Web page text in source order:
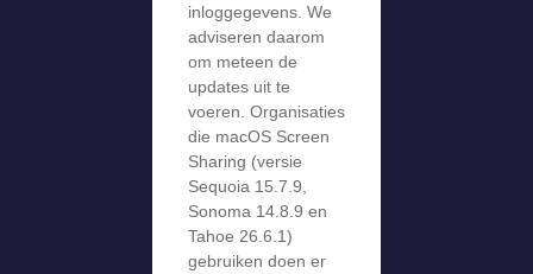
inloggegevens. We
adviseren daarom
om meteen de
updates uit te
voeren. Organisaties
die macOS Screen
Sharing (versie
Sequoia 15.7.9,
Sonoma 14.8.9 en
Tahoe 26.6.1)
gebruiken doen er